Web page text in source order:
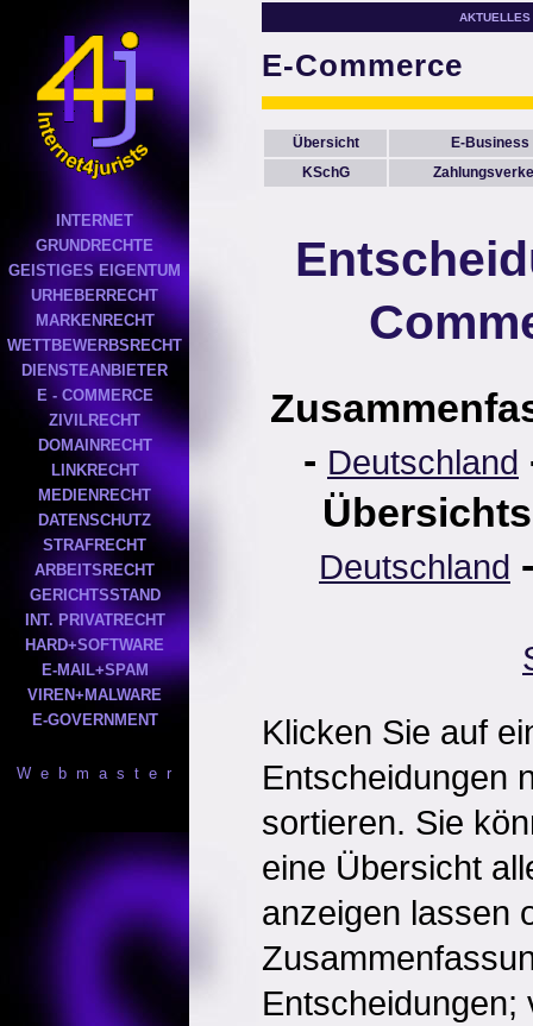
INTERNET
GRUNDRECHTE
GEISTIGES EIGENTUM
URHEBERRECHT
MARKENRECHT
WETTBEWERBSRECHT
DIENSTEANBIETER
E - COMMERCE
ZIVILRECHT
DOMAINRECHT
LINKRECHT
MEDIENRECHT
DATENSCHUTZ
STRAFRECHT
ARBEITSRECHT
GERICHTSSTAND
INT. PRIVATRECHT
HARD+SOFTWARE
E-MAIL+SPAM
VIREN+MALWARE
E-GOVERNMENT
W e b m a s t e r
AKTUELLES
E-Commerce
Übersicht
E-Business
KSchG
- Deutschland
Deutschland
Klicken Sie auf
Entscheidungen
sortieren. Sie
eine Übersicht
anzeigen lassen
Entscheidungen;